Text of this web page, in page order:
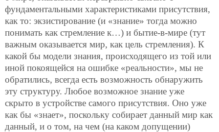
фундаментальными характеристиками присутствия,
как то: экзистирование (и «знание» тогда можно
понимать как стремление к…) и бытие-в-мире (тут
важным оказывается мир, как цель стремления). К
какой бы модели знания, происходящего из той или
иной покоящейся на ошибке «реальности», мы не
обратились, всегда есть возможность обнаружить
эту структуру. Любое возможное знание уже
скрыто в устройстве самого присутствия. Оно уже
как бы «знает», поскольку собирает данный мир как
данный, и о том, на чем (на каком допущении)